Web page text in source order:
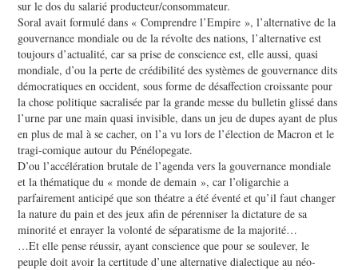
sur le dos du salarié producteur/consommateur.
Soral avait formulé dans « Comprendre l’Empire », l’alternative de la
gouvernance mondiale ou de la révolte des nations, l’alternative est
toujours d’actualité, car sa prise de conscience est, elle aussi, quasi
mondiale, d’ou la perte de crédibilité des systèmes de gouvernance dits
démocratiques en occident, sous forme de désaffection croissante pour
la chose politique sacralisée par la grande messe du bulletin glissé dans
l’urne par une main quasi invisible, dans un jeu de dupes ayant de plus
en plus de mal à se cacher, on l’a vu lors de l’élection de Macron et le
tragi-comique autour du Pénélopegate.
D’ou l’accélération brutale de l’agenda vers la gouvernance mondiale
et la thématique du « monde de demain », car l’oligarchie a
parfairement anticipé que son théatre a été éventé et qu’il faut changer
la nature du pain et des jeux afin de pérenniser la dictature de sa
minorité et enrayer la volonté de séparatisme de la majorité…
…Et elle pense réussir, ayant conscience que pour se soulever, le
peuple doit avoir la certitude d’une alternative dialectique au néo-